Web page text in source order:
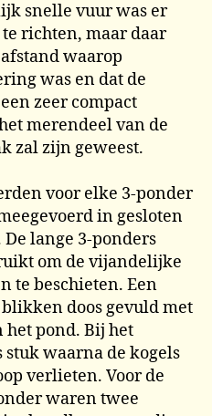
snelle vuur was er
richten, maar daar
waarop
was en dat de
zeer compact
merendeel van de
zal zijn geweest.
voor elke 3-ponder
in gesloten
lange 3-ponders
om de vijandelijke
te beschieten. Een
doos gevuld met
het pond. Bij het
stuk waarna de kogels
verlieten. Voor de
waren twee